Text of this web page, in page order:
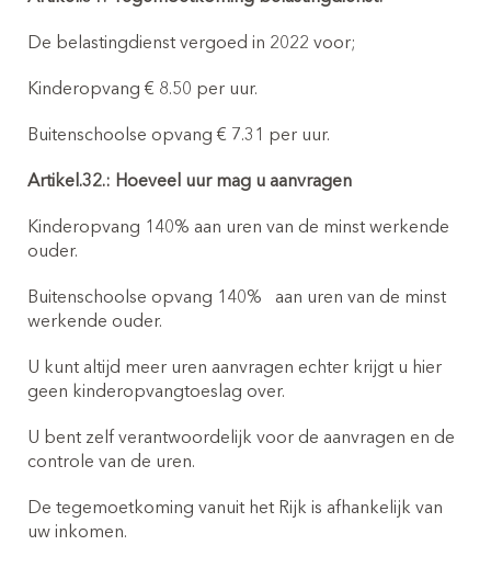
De belastingdienst vergoed in 2022 voor;
Kinderopvang € 8.50 per uur.
Buitenschoolse opvang € 7.31 per uur.
Artikel.32.: Hoeveel uur mag u aanvragen
Kinderopvang 140% aan uren van de minst werkende
ouder.
Buitenschoolse opvang 140%
aan uren van de minst
werkende ouder.
U kunt altijd meer uren aanvragen echter krijgt u hier
geen kinderopvangtoeslag over.
U bent zelf verantwoordelijk voor de aanvragen en de
controle van de uren.
De tegemoetkoming vanuit het Rijk is afhankelijk van
uw inkomen.